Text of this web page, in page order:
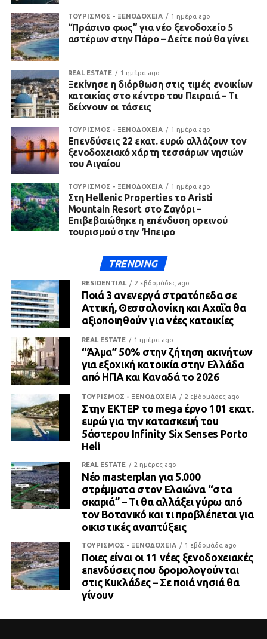
ΤΟΥΡΙΣΜΟΣ - ΞΕΝΟΔΟΧΕΙΑ 1 ημέρα ago
“Πράσινο φως” για νέο ξενοδοχείο 5
αστέρων στην Πάρο – Δείτε πού θα γίνει
REAL ESTATE 1 ημέρα ago
Ξεκίνησε η διόρθωση στις τιμές ενοικίων
κατοικίας στο κέντρο του Πειραιά – Τι
δείχνουν οι τάσεις
ΤΟΥΡΙΣΜΟΣ - ΞΕΝΟΔΟΧΕΙΑ 1 ημέρα ago
Επενδύσεις 22 εκατ. ευρώ αλλάζουν τον
ξενοδοχειακό χάρτη τεσσάρων νησιών
του Αιγαίου
ΤΟΥΡΙΣΜΟΣ - ΞΕΝΟΔΟΧΕΙΑ 1 ημέρα ago
Στη Hellenic Properties το Aristi
Mountain Resort στο Ζαγόρι –
Επιβεβαιώθηκε η επένδυση ορεινού
τουρισμού στην Ήπειρο
TRENDING
RESIDENTIAL 2 εβδομάδες ago
Ποιά 3 ανενεργά στρατόπεδα σε
Αττική, Θεσσαλονίκη και Αχαΐα θα
αξιοποιηθούν για νέες κατοικίες
REAL ESTATE 1 ημέρα ago
“Άλμα” 50% στην ζήτηση ακινήτων
για εξοχική κατοικία στην Ελλάδα
από ΗΠΑ και Καναδά το 2026
ΤΟΥΡΙΣΜΟΣ - ΞΕΝΟΔΟΧΕΙΑ 2 εβδομάδες ago
Στην ΕΚΤΕΡ το mega έργο 101 εκατ.
ευρώ για την κατασκευή του
5άστερου Infinity Six Senses Porto
Heli
REAL ESTATE 2 ημέρες ago
Νέο masterplan για 5.000
στρέμματα στον Ελαιώνα “στα
σκαριά” – Τι θα αλλάξει γύρω από
τον Βοτανικό και τι προβλέπεται για
οικιστικές αναπτύξεις
ΤΟΥΡΙΣΜΟΣ - ΞΕΝΟΔΟΧΕΙΑ 1 εβδομάδα ago
Ποιες είναι οι 11 νέες ξενοδοχειακές
επενδύσεις που δρομολογούνται
στις Κυκλάδες – Σε ποιά νησιά θα
γίνουν